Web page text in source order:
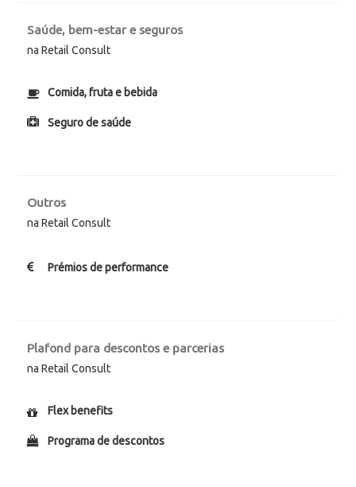
Saúde, bem-estar e seguros
na Retail Consult
Comida, fruta e bebida
Seguro de saúde
Outros
na Retail Consult
Prémios de performance
Plafond para descontos e parcerias
na Retail Consult
Flex benefits
Programa de descontos